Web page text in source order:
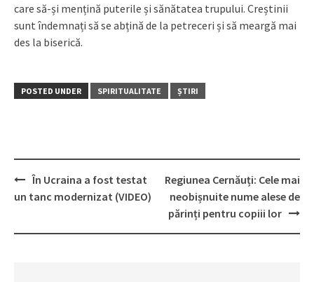
care să-și mențină puterile și sănătatea trupului. Creștinii
sunt îndemnați să se abțină de la petreceri și să meargă mai
des la biserică.
POSTED UNDER SPIRITUALITATE ȘTIRI
Post
În Ucraina a fost testat
un tanc modernizat (VIDEO)
Regiunea Cernăuți: Cele mai
neobișnuite nume alese de
părinți pentru copiii lor